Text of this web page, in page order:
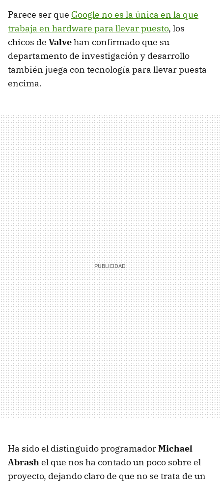
Parece ser que Google no es la única en la que
trabaja en hardware para llevar puesto, los
chicos de Valvehan confirmado que su
departamento de investigación y desarrollo
también juega con tecnología para llevar puesta
encima.
Ha sido el distinguido programadorMichael
Abrashel que nos ha contado un poco sobre el
proyecto, dejando claro de que no se trata de un